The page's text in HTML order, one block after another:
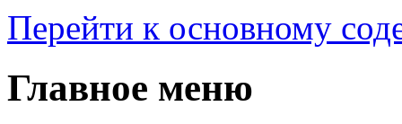
Перейти к основному
Главное меню